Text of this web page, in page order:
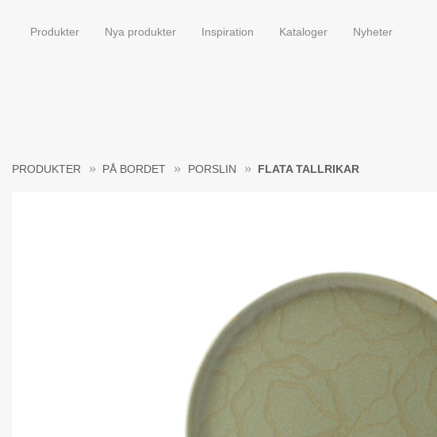
Produkter Nya produkter Inspiration Kataloger Nyheter
PRODUKTER PÅ BORDET PORSLIN FLATA TALLRIKAR